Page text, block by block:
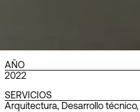
AÑO
2022
SERVICIOS
Arquitectura, Desarrollo técnico,